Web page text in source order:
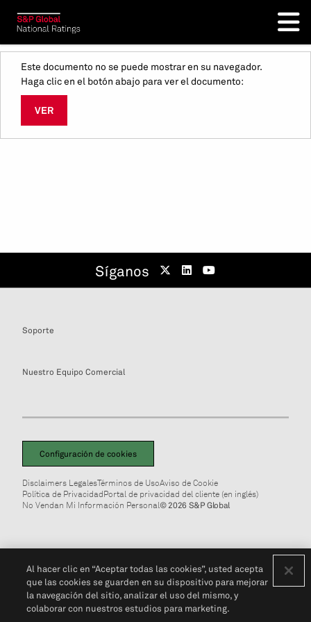
Este documento no se puede mostrar en su navegador.
Haga clic en el botón abajo para ver el documento:
VER
Síganos
Soporte
Nuestro Equipo Comercial
Configuración de cookies
Disclaimers LegalesTérminos de UsoAviso de Cookie
Política de PrivacidadPortal de privacidad del cliente (en inglés)
No Vendan Mi Información Personal© 2026 S&P Global
Al hacer clic en “Aceptar todas las cookies”, usted acepta
que las cookies se guarden en su dispositivo para mejorar
la navegación del sitio, analizar el uso del mismo, y
colaborar con nuestros estudios para marketing.